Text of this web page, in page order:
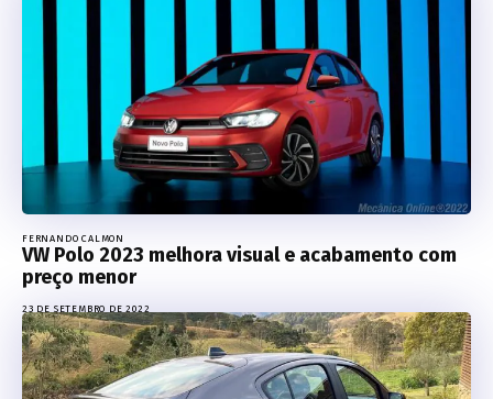
FERNANDO CALMON
VW Polo 2023 melhora visual e acabamento com
preço menor
23 DE SETEMBRO DE 2022